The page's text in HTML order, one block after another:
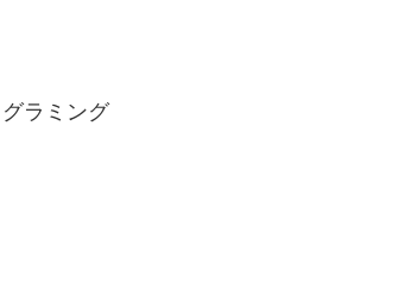
ラミング